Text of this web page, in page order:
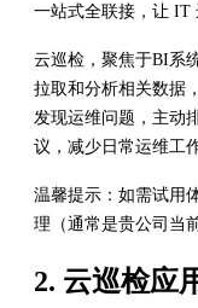
一站式全联接，让 IT
云巡检，聚焦于BI系
拉取和分析相关数据
发现运维问题，主动
议，减少日常运维工
温馨提示：如需试用
理（通常是贵公司当
2. 云巡检应